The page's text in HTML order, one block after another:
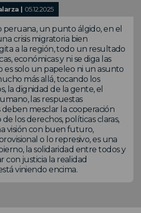
| 05.12.2025
peruana, un punto álgido, en el
crisis migratoria bien
a la región, todo un resultado
económicas y ni se diga las
es solo un papeleo ni un asunto
más allá, tocando los
la dignidad de la gente, el
las respuestas
mesclar la cooperación
los derechos, políticas claras,
visión con buen futuro,
o lo represivo, es una
la solidaridad entre todos y
con justicia la realidad
viniendo encima.